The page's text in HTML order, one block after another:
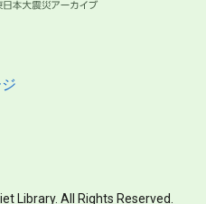
Library. All Rights Reserved.